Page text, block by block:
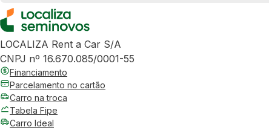
LOCALIZA Rent a Car S/A
CNPJ nº 16.670.085/0001-55
Financiamento
Parcelamento no cartão
Carro na troca
Tabela Fipe
Carro Ideal